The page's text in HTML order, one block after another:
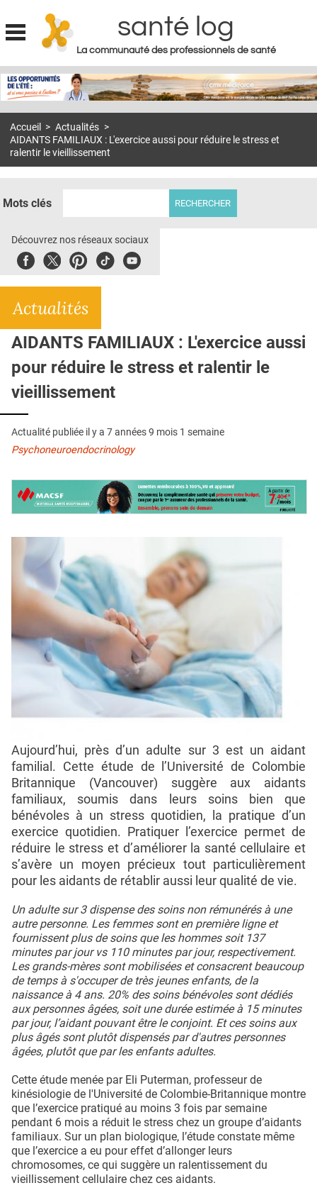
Jump to navigation
santé log
La communauté des professionnels de santé
MON COMPTE
S'ABONNER À LA REVUE SOIN À DOMICILE
E-REVUE SAD
THÉMA
CRÉDITS
Accueil > Actualités >
AIDANTS FAMILIAUX : L'exercice aussi pour réduire le stress et
ralentir le vieillissement
Mots clés
Découvrez nos réseaux sociaux
FacebookTwitterPinterest
TiktokYoubute
Actualités
AIDANTS FAMILIAUX : L'exercice aussi
pour réduire le stress et ralentir le
vieillissement
Actualité publiée il y a 7 années 9 mois 1 semaine
Psychoneuroendocrinology
Aujourd’hui, près d’un adulte sur 3 est un aidant
familial. Cette étude de l’Université de Colombie
Britannique (Vancouver) suggère aux aidants
familiaux, soumis dans leurs soins bien que
bénévoles à un stress quotidien, la pratique d’un
exercice quotidien. Pratiquer l’exercice permet de
réduire le stress et d’améliorer la santé cellulaire et
s’avère un moyen précieux tout particulièrement
pour les aidants de rétablir aussi leur qualité de vie.
Un adulte sur 3 dispense des soins non rémunérés à une
autre personne. Les femmes sont en première ligne et
fournissent plus de soins que les hommes soit 137
minutes par jour vs 110 minutes par jour, respectivement.
Les grands-mères sont mobilisées et consacrent beaucoup
de temps à s'occuper de très jeunes enfants, de la
naissance à 4 ans. 20% des soins bénévoles sont dédiés
aux personnes âgées, soit une durée estimée à 15 minutes
par jour, l’aidant pouvant être le conjoint. Et ces soins aux
plus âgés sont plutôt dispensés par d'autres personnes
âgées, plutôt que par les enfants adultes.
Cette étude menée par Eli Puterman, professeur de
kinésiologie de l'Université de Colombie-Britannique montre
que l’exercice pratiqué au moins 3 fois par semaine
pendant 6 mois a réduit le stress chez un groupe d’aidants
familiaux. Sur un plan biologique, l’étude constate même
que l’exercice a eu pour effet d’allonger leurs
chromosomes, ce qui suggère un ralentissement du
vieillissement cellulaire chez ces aidants.